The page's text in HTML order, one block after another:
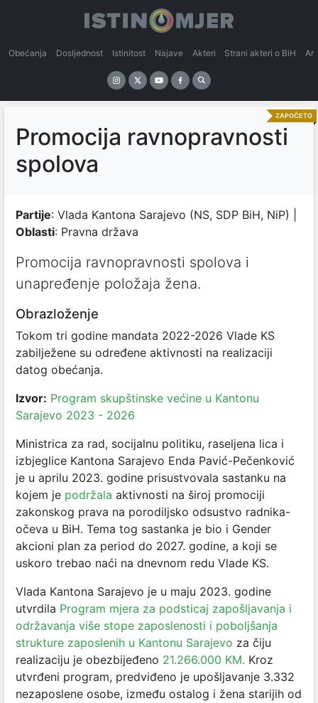
Obećanja Dosljednost Istinitost Najave Akteri Strani akteri o BiH
ZAPOČETO
Promocija ravnopravnosti
spolova
Partije: Vlada Kantona Sarajevo (NS, SDP BiH, NiP) |
Oblasti: Pravna država
Promocija ravnopravnosti spolova i
unapređenje položaja žena.
Obrazloženje
Tokom tri godine mandata 2022-2026 Vlade KS
zabilježene su određene aktivnosti na realizaciji
datog obećanja.
Izvor: Program skupštinske većine u Kantonu
Sarajevo 2023 - 2026
Ministrica za rad, socijalnu politiku, raseljena lica i
izbjeglice Kantona Sarajevo Enda Pavić-Pečenković
je u aprilu 2023. godine prisustvovala sastanku na
kojem je podržala aktivnosti na široj promociji
zakonskog prava na porodiljsko odsustvo radnika-
očeva u BiH. Tema tog sastanka je bio i Gender
akcioni plan za period do 2027. godine, a koji se
uskoro trebao naći na dnevnom redu Vlade KS.
Vlada Kantona Sarajevo je u maju 2023. godine
utvrdila Program mjera za podsticaj zapošljavanja i
održavanja više stope zaposlenosti i poboljšanja
strukture zaposlenih u Kantonu Sarajevo za čiju
realizaciju je obezbijeđeno 21.266.000 KM. Kroz
utvrđeni program, predviđeno je upošljavanje 3.332
nezaposlene osobe, između ostalog i žena starijih od